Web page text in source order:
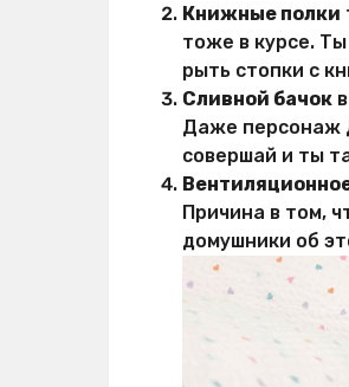
Книжные полки
тоже в курсе.
рыть стопки с
Сливной бачок
Даже персонаж
совершай и ты
Причина в том,
домушники об